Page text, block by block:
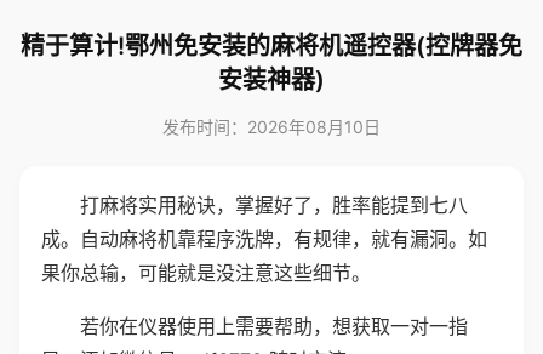
精于算计!鄂州免安装的麻将机遥控器(控牌器免
安装神器)
发布时间：2026年08月10日
打麻将实用秘诀，掌握好了，胜率能提到七八
成。自动麻将机靠程序洗牌，有规律，就有漏洞。如
果你总输，可能就是没注意这些细节。
若你在仪器使用上需要帮助，想获取一对一指